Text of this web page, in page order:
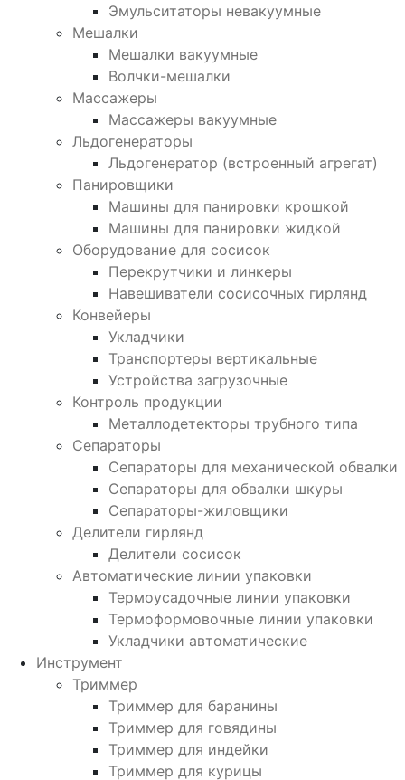
Эмульситаторы невакуумные
Мешалки
Мешалки вакуумные
Волчки-мешалки
Массажеры
Массажеры вакуумные
Льдогенераторы
Льдогенератор (встроенный агрегат)
Панировщики
Машины для панировки крошкой
Машины для панировки жидкой
Оборудование для сосисок
Перекрутчики и линкеры
Навешиватели сосисочных гирлянд
Конвейеры
Укладчики
Транспортеры вертикальные
Устройства загрузочные
Контроль продукции
Металлодетекторы трубного типа
Сепараторы
Сепараторы для механической обвалки
Сепараторы для обвалки шкуры
Сепараторы-жиловщики
Делители гирлянд
Делители сосисок
Автоматические линии упаковки
Термоусадочные линии упаковки
Термоформовочные линии упаковки
Укладчики автоматические
Инструмент
Триммер
Триммер для баранины
Триммер для говядины
Триммер для индейки
Триммер для курицы